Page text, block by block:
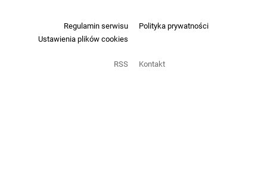
Regulamin serwisu
Polityka prywatności
Ustawienia plików cookies
RSS Kontakt